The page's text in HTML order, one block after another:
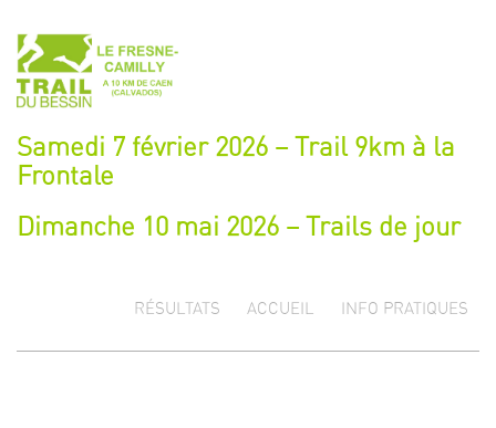
Samedi 7 février 2026 – Trail 9km à la
Frontale
Dimanche 10 mai 2026 – Trails de jour
RÉSULTATS ACCUEIL INFO PRATIQUES